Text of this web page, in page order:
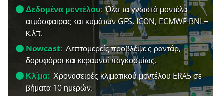
Δεδομένα μοντέλου: Όλα τα γνωστά μοντέλα
ατμόσφαιρας και κυμάτων GFS, ICON, ECMWF-BNL+
κ.λπ.
Nowcast: Λεπτομερείς προβλέψεις ραντάρ,
δορυφόροι και κεραυνοί παγκοσμίως.
Κλίμα: Χρονοσειρές κλιματικού μοντέλου ERA5 σε
βήματα 10 ημερών.